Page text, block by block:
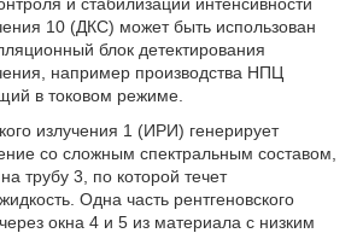
10 (ДКС) может быть использован
блок детектирования
например производства НПЦ
в токовом режиме.
излучения 1 (ИРИ) генерирует
со сложным спектральным составом,
трубу 3, по которой течет
Одна часть рентгеновского
окна 4 и 5 из материала с низким